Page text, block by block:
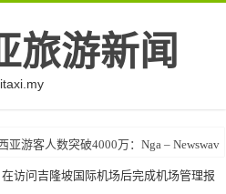
旅游新闻
itaxi.my
亚游客人数突破4000万：Nga – Newswav
在访问吉隆坡国际机场后完成机场管理报